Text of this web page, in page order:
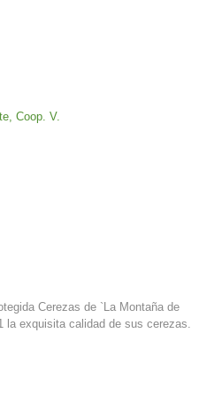
Coop. V.
Cerezas de `La Montaña de
la exquisita calidad de sus cerezas.